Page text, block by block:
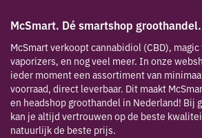
McSmart. Dé smartshop groothandel.
McSmart verkoopt cannabidiol (CBD),
vaporizers, en nog veel meer. In onze
ieder moment een assortiment van
voorraad, direct leverbaar. Dit maakt
en headshop groothandel in Nederland! Bij
kan je altijd vertrouwen op de beste
natuurlijk de beste prijs.